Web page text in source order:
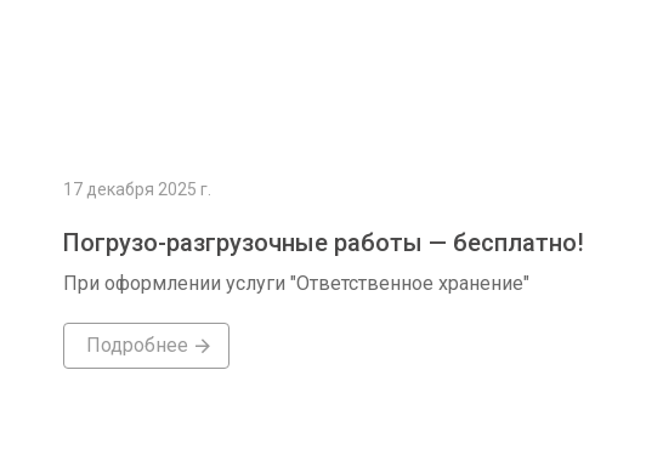
17 декабря 2025 г.
Погрузо-разгрузочные работы — бесплатно!
При оформлении услуги "Ответственное хранение"
Подробнее